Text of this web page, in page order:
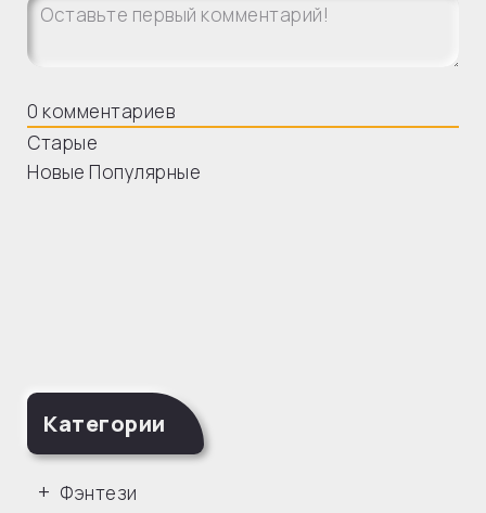
0 комментариев
Старые
Новые Популярные
Категории
Фэнтези